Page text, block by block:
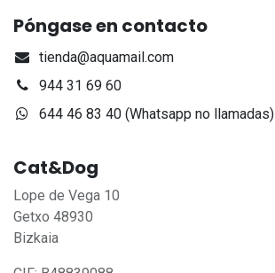
Póngase en contacto
tienda@aquamail.com
944 31 69 60
644 46 83 40 (Whatsapp no llamadas)
Cat&Dog
Lope de Vega 10
Getxo 48930
Bizkaia